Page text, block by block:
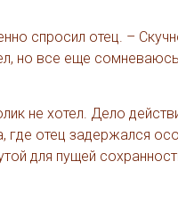
спросил отец. –
но все еще
не хотел. Дело
где отец задержался
для пущей